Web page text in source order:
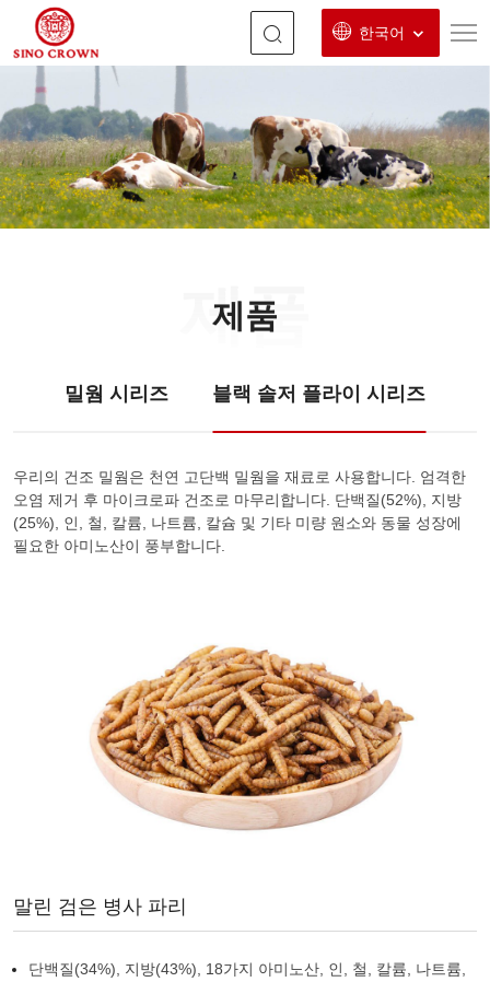
한국어
랙
솔
저
플
제품
제품
밀웜 시리즈 블랙 솔저 플라이 시리즈
우리의 건조 밀웜은 천연 고단백 밀웜을 재료로 사용합니다. 엄격한
오염 제거 후 마이크로파 건조로 마무리합니다. 단백질(52%), 지방
(25%), 인, 철, 칼륨, 나트륨, 칼슘 및 기타 미량 원소와 동물 성장에
필요한 아미노산이 풍부합니다.
말린 검은 병사 파리
단백질(34%), 지방(43%), 18가지 아미노산, 인, 철, 칼륨, 나트륨,